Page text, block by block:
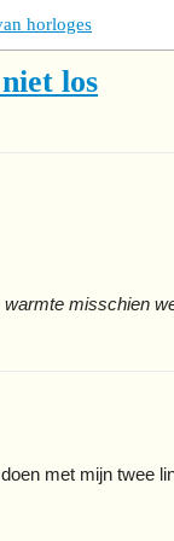
horloges
los
warmte misschien
met mijn twee